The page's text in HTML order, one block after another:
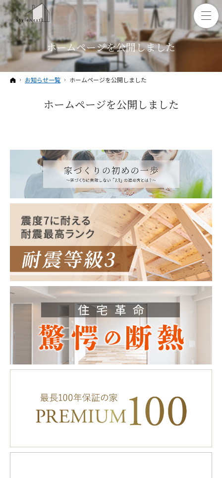
ホームページを公開しました
ホーム
お知らせ一覧 ホームページを公開しました
ホームページを公開しました